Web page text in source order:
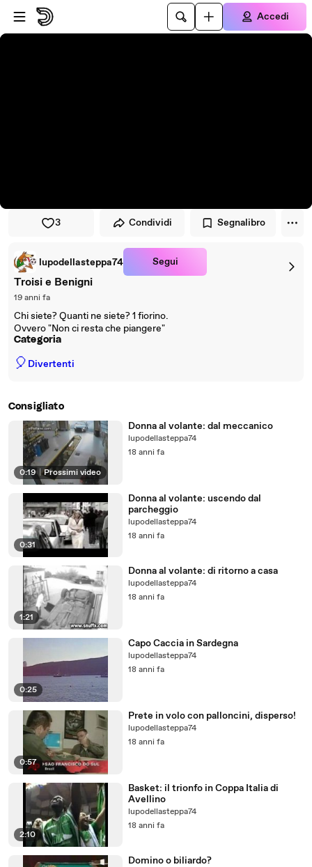
Vai al lettore
Passa al contenuto principale
Accedi
3 Condividi Segnalibro
lupodellasteppa74 Segui
Troisi e Benigni
19 anni fa
Chi siete? Quanti ne siete? 1 fiorino.
Ovvero "Non ci resta che piangere"
Categoria
🎈 Divertenti
Consigliato
0:19 Prossimi video
Donna al volante: dal meccanico
lupodellasteppa74
18 anni fa
0:31
Donna al volante: uscendo dal
parcheggio
lupodellasteppa74
18 anni fa
1:21
Donna al volante: di ritorno a casa
lupodellasteppa74
18 anni fa
0:25
Capo Caccia in Sardegna
lupodellasteppa74
18 anni fa
0:57
Prete in volo con palloncini, disperso!
lupodellasteppa74
18 anni fa
2:10
Basket: il trionfo in Coppa Italia di
Avellino
lupodellasteppa74
18 anni fa
Domino o biliardo?